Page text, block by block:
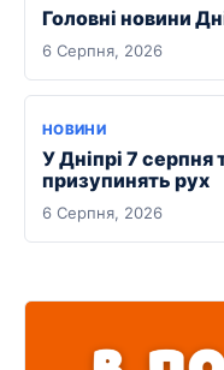
Головні новини
6 Серпня, 2026
НОВИНИ
У Дніпрі 7
призупинять рух
6 Серпня, 2026